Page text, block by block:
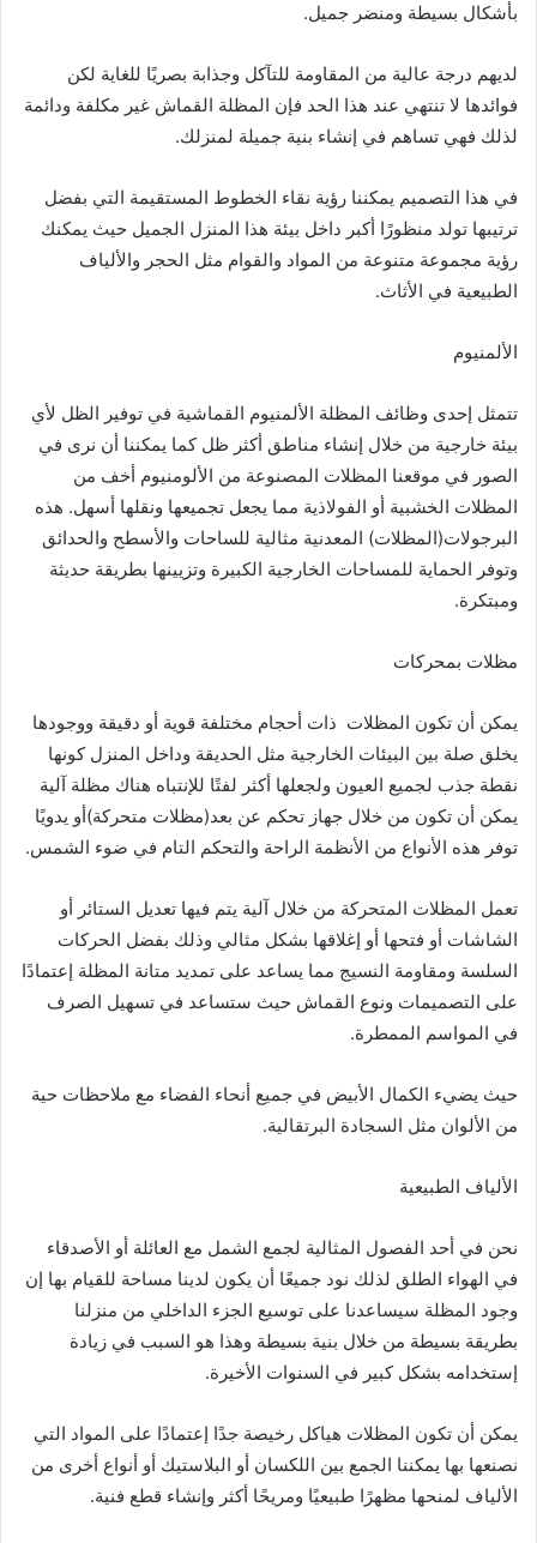
بأشكال بسيطة ومنضر جميل.
لديهم درجة عالية من المقاومة للتآكل وجذابة بصريًا للغاية لكن
فوائدها لا تنتهي عند هذا الحد فإن المظلة القماش غير مكلفة ودائمة
لذلك فهي تساهم في إنشاء بنية جميلة لمنزلك.
في هذا التصميم يمكننا رؤية نقاء الخطوط المستقيمة التي بفضل
ترتيبها تولد منظورًا أكبر داخل بيئة هذا المنزل الجميل حيث يمكنك
رؤية مجموعة متنوعة من المواد والقوام مثل الحجر والألياف
الطبيعية في الأثاث.
الألمنيوم
تتمثل إحدى وظائف المظلة الألمنيوم القماشية في توفير الظل لأي
بيئة خارجية من خلال إنشاء مناطق أكثر ظل كما يمكننا أن نرى في
الصور في موقعنا المظلات المصنوعة من الألومنيوم أخف من
المظلات الخشبية أو الفولاذية مما يجعل تجميعها ونقلها أسهل. هذه
البرجولات(المظلات) المعدنية مثالية للساحات والأسطح والحدائق
وتوفر الحماية للمساحات الخارجية الكبيرة وتزيينها بطريقة حديثة
ومبتكرة.
مظلات بمحركات
يمكن أن تكون المظلات ذات أحجام مختلفة قوية أو دقيقة ووجودها
يخلق صلة بين البيئات الخارجية مثل الحديقة وداخل المنزل كونها
نقطة جذب لجميع العيون ولجعلها أكثر لفتًا للإنتباه هناك مظلة آلية
يمكن أن تكون من خلال جهاز تحكم عن بعد(مظلات متحركة)أو يدويًا
توفر هذه الأنواع من الأنظمة الراحة والتحكم التام في ضوء الشمس.
تعمل المظلات المتحركة من خلال آلية يتم فيها تعديل الستائر أو
الشاشات أو فتحها أو إغلاقها بشكل مثالي وذلك بفضل الحركات
السلسة ومقاومة النسيج مما يساعد على تمديد متانة المظلة إعتمادًا
على التصميمات ونوع القماش حيث ستساعد في تسهيل الصرف
في المواسم الممطرة.
حيث يضيء الكمال الأبيض في جميع أنحاء الفضاء مع ملاحظات حية
من الألوان مثل السجادة البرتقالية.
الألياف الطبيعية
نحن في أحد الفصول المثالية لجمع الشمل مع العائلة أو الأصدقاء
في الهواء الطلق لذلك نود جميعًا أن يكون لدينا مساحة للقيام بها إن
وجود المظلة سيساعدنا على توسيع الجزء الداخلي من منزلنا
بطريقة بسيطة من خلال بنية بسيطة وهذا هو السبب في زيادة
إستخدامه بشكل كبير في السنوات الأخيرة.
يمكن أن تكون المظلات هياكل رخيصة جدًا إعتمادًا على المواد التي
نصنعها بها يمكننا الجمع بين اللكسان أو البلاستيك أو أنواع أخرى من
الألياف لمنحها مظهرًا طبيعيًا ومريحًا أكثر وإنشاء قطع فنية.